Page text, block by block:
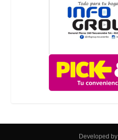
Developed by